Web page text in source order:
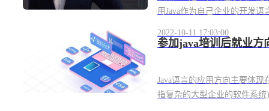
用Java作为自己企业的开发语
2022-10-11 17:03:00
参加java培训后就业方
Java语言的应用方向主要体
指复杂的大型企业的软件系统